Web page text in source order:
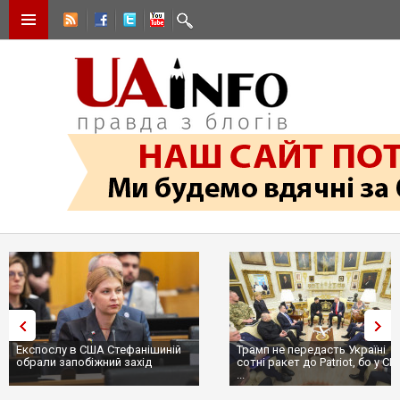
Трамп не передасть Україні
сотні ракет до Patriot, бо у США
Вибух у ресторані в Москві:
ціллю був головком ВКС
пр...